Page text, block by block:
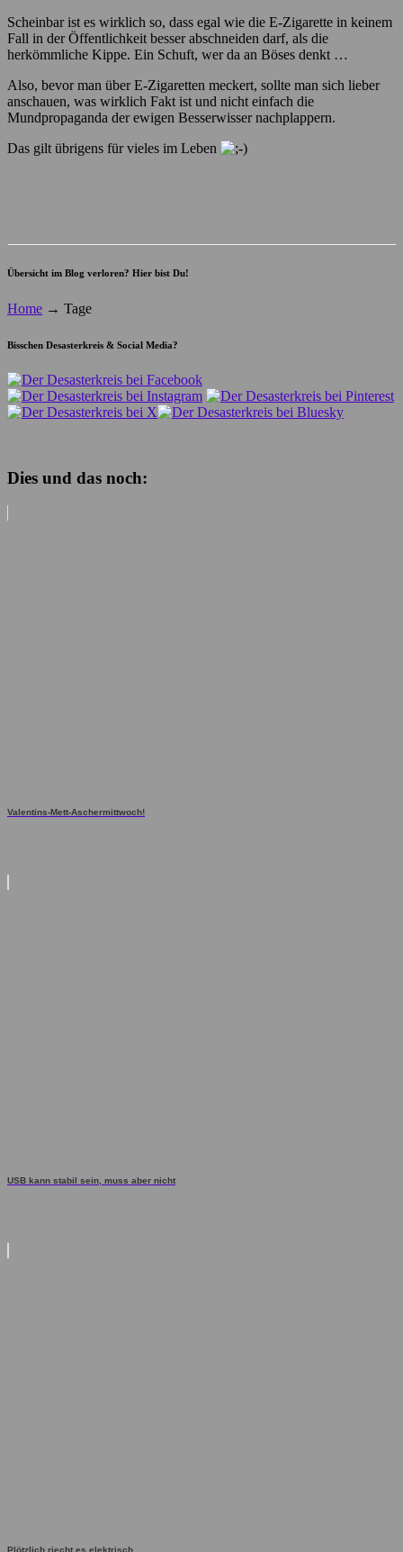
Scheinbar ist es wirklich so, dass egal wie die E-Zigarette in keinem
Fall in der Öffentlichkeit besser abschneiden darf, als die
herkömmliche Kippe. Ein Schuft, wer da an Böses denkt …
Also, bevor man über E-Zigaretten meckert, sollte man sich lieber
anschauen, was wirklich Fakt ist und nicht einfach die
Mundpropaganda der ewigen Besserwisser nachplappern.
Das gilt übrigens für vieles im Leben
Übersicht im Blog verloren? Hier bist Du!
Home → Tage
Bisschen Desasterkreis & Social Media?
Dies und das noch:
Valentins-Mett-Aschermittwoch!
USB kann stabil sein, muss aber nicht
Plötzlich riecht es elektrisch